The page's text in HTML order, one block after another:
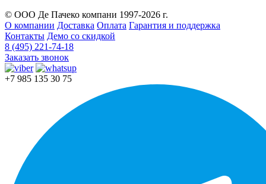
© ООО Де Пачеко компани 1997-2026 г.
О компании Доставка Оплата Гарантия и поддержка
Контакты Демо со скидкой
8 (495) 221-74-18
Заказать звонок
+7 985 135 30 75